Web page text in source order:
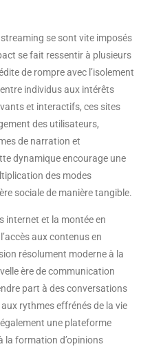
se sont vite imposés
se fait ressentir à plusieurs
de rompre avec l’isolement
individus aux intérêts
et interactifs, ces sites
des utilisateurs,
de narration et
dynamique encourage une
des modes
sociale de manière tangible.
internet et la montée en
aux contenus en
résolument moderne à la
ère de communication
part à des conversations
rythmes effrénés de la vie
une plateforme
la formation d’opinions